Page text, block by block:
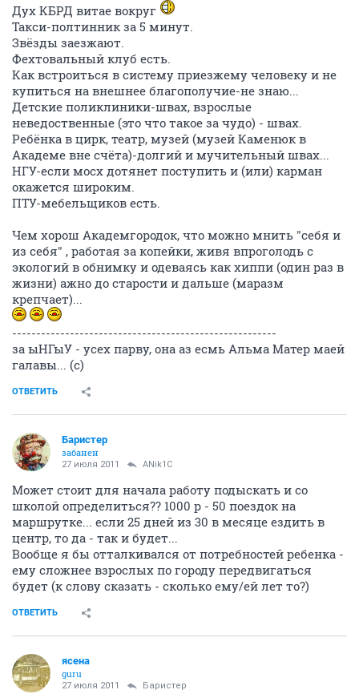
Дух КБРД витае вокруг
Такси-полтинник за 5 минут.
Звёзды заезжают.
Фехтовальный клуб есть.
Как встроиться в систему приезжему человеку и не
купиться на внешнее благополучие-не знаю...
Детские поликлиники-швах, взрослые
неведоственные (это что такое за чудо) - швах.
Ребёнка в цирк, театр, музей (музей Каменюк в
Академе вне счёта)-долгий и мучительный швах...
НГУ-если мосх дотянет поступить и (или) карман
окажется широким.
ПТУ-мебельщиков есть.
Чем хорош Академгородок, что можно мнить "себя и
из себя" , работая за копейки, живя впроголодь с
экологий в обнимку и одеваясь как хиппи (один раз в
жизни) ажно до старости и дальше (маразм
крепчает)...
-------------------------------------------------------
за ыНГыУ - усех парву, она аз есмь Альма Матер маей
галавы... (с)
ОТВЕТИТЬ
Баристер
забанен
27 июля 2011 ANik1C
Может стоит для начала работу подыскать и со
школой определиться?? 1000 р - 50 поездок на
маршрутке... если 25 дней из 30 в месяце ездить в
центр, то да - так и будет...
Вообще я бы отталкивался от потребностей ребенка -
ему сложнее взрослых по городу передвигаться
будет (к слову сказать - сколько ему/ей лет то?)
ОТВЕТИТЬ
ясена
guru
27 июля 2011 Баристер